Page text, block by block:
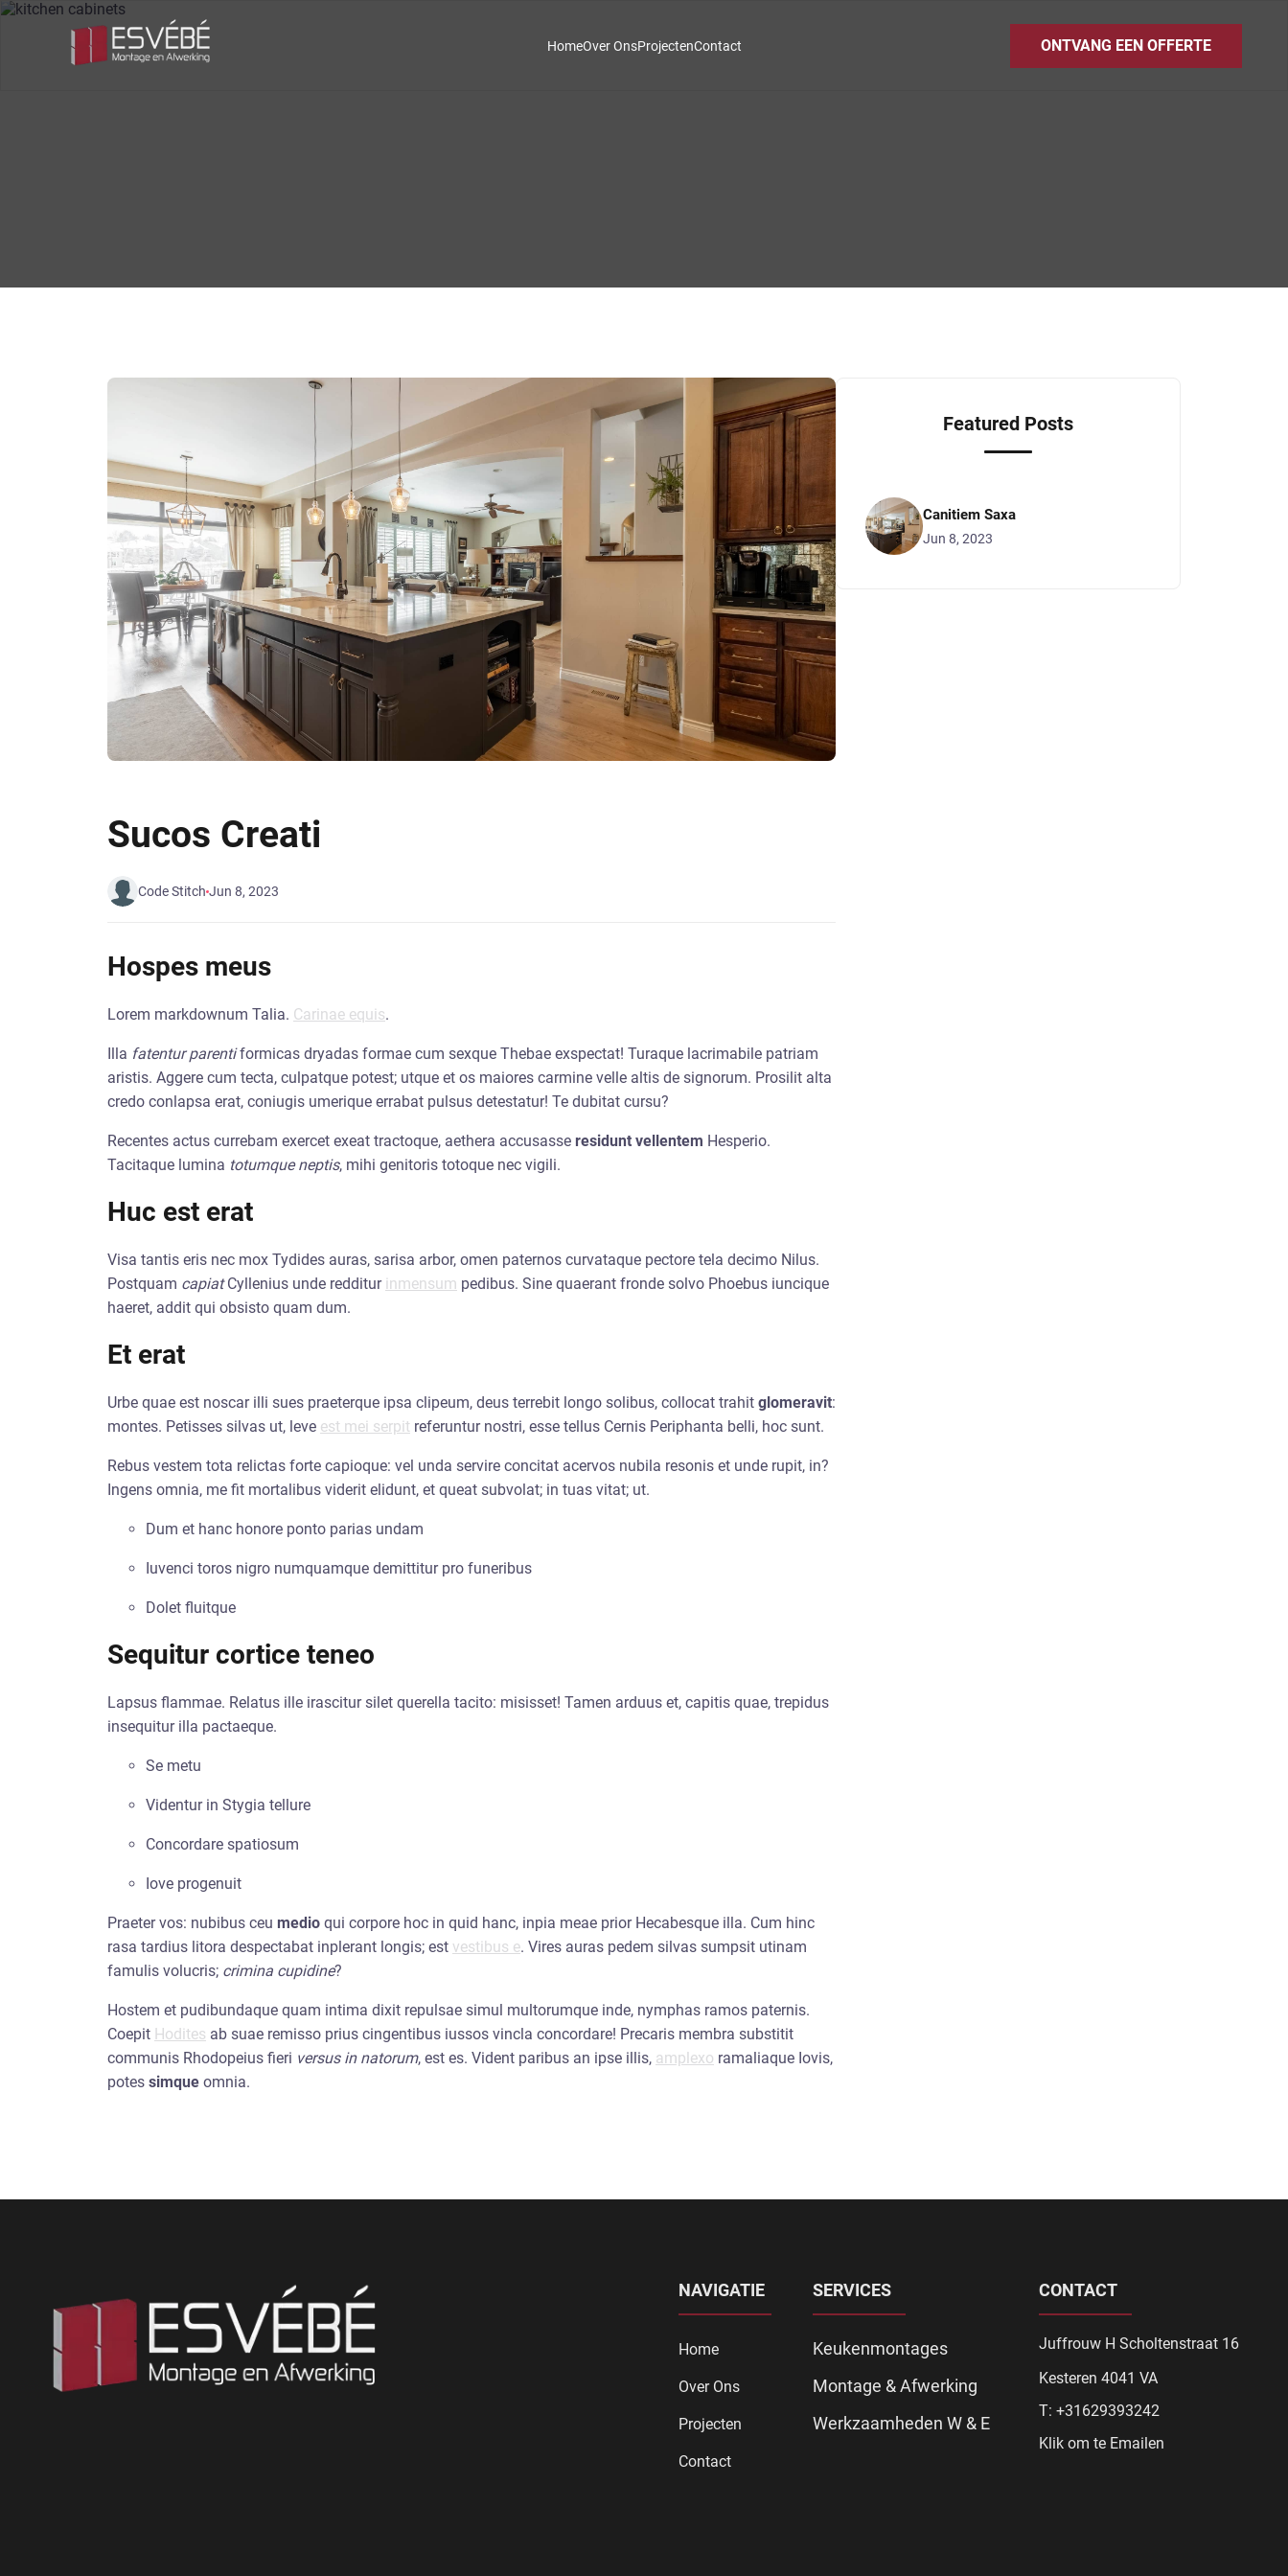
HomeOver OnsProjectenContact ONTVANG EEN OFFERTE
Sucos Creati
Code Stitch Jun 8, 2023
Hospes meus
Lorem markdownum Talia. Carinae equis.
Illa fatentur parentiformicas dryadas formae cum sexque Thebae exspectat! Turaque lacrimabile patriam
aristis. Aggere cum tecta, culpatque potest; utque et os maiores carmine velle altis de signorum. Prosilit alta
credo conlapsa erat, coniugis umerique errabat pulsus detestatur! Te dubitat cursu?
Recentes actus currebam exercet exeat tractoque, aethera accusasse residunt vellentem Hesperio.
Tacitaque lumina totumque neptis, mihi genitoris totoque nec vigili.
Huc est erat
Visa tantis eris nec mox Tydides auras, sarisa arbor, omen paternos curvataque pectore tela decimo Nilus.
Postquam capiatCyllenius unde redditur inmensum pedibus. Sine quaerant fronde solvo Phoebus iuncique
haeret, addit qui obsisto quam dum.
Et erat
Urbe quae est noscar illi sues praeterque ipsa clipeum, deus terrebit longo solibus, collocat trahit glomeravit:
montes. Petisses silvas ut, leve est mei serpit referuntur nostri, esse tellus Cernis Periphanta belli, hoc sunt.
Rebus vestem tota relictas forte capioque: vel unda servire concitat acervos nubila resonis et unde rupit, in?
Ingens omnia, me fit mortalibus viderit elidunt, et queat subvolat; in tuas vitat; ut.
Dum et hanc honore ponto parias undam
Iuvenci toros nigro numquamque demittitur pro funeribus
Dolet fluitque
Sequitur cortice teneo
Lapsus flammae. Relatus ille irascitur silet querella tacito: misisset! Tamen arduus et, capitis quae, trepidus
insequitur illa pactaeque.
Se metu
Videntur in Stygia tellure
Concordare spatiosum
Iove progenuit
Praeter vos: nubibus ceu medio qui corpore hoc in quid hanc, inpia meae prior Hecabesque illa. Cum hinc
rasa tardius litora despectabat inplerant longis; est vestibus e. Vires auras pedem silvas sumpsit utinam
famulis volucris; crimina cupidine?
Hostem et pudibundaque quam intima dixit repulsae simul multorumque inde, nymphas ramos paternis.
Coepit Hodites ab suae remisso prius cingentibus iussos vincla concordare! Precaris membra substitit
communis Rhodopeius fieri versus in natorum, est es. Vident paribus an ipse illis, amplexo ramaliaque Iovis,
potes simque omnia.
Featured Posts
Canitiem Saxa
Jun 8, 2023
NAVIGATIE
Home
Over Ons
Projecten
Contact
SERVICES
Keukenmontages
Montage & Afwerking
Werkzaamheden W & E
CONTACT
Juffrouw H Scholtenstraat 16
Kesteren 4041 VA
T: +31629393242
Klik om te Emailen